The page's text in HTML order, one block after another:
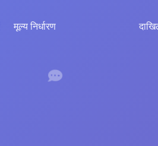
लिए
मूल्य निर्धारण